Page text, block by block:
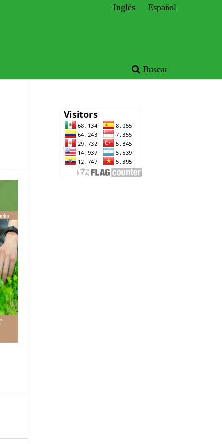
Buscar
Inglés Español